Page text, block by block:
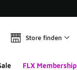
Store finden
FLX Membership